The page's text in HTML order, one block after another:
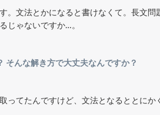
。文法とかになると書けなくて。長文
じゃないですか…。
そんな解き方で大丈夫なんですか？
ってたんですけど、文法となるととに